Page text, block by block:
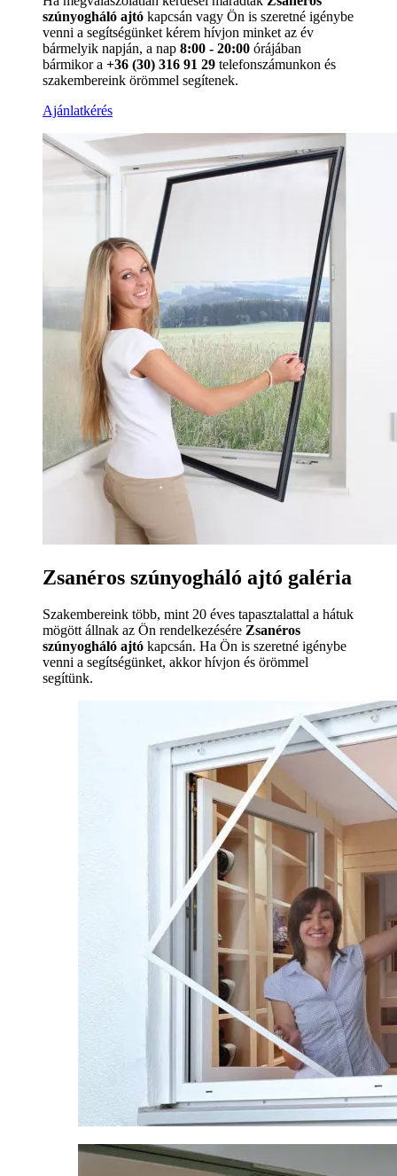
szúnyogháló ajtó kapcsán vagy Ön is szeretné igénybe
venni a segítségünket kérem hívjon minket az év
bármelyik napján, a nap 8:00 - 20:00 órájában
bármikor a +36 (30) 316 91 29 telefonszámunkon és
szakembereink örömmel segítenek.
Ajánlatkérés
Zsanéros szúnyogháló ajtó galéria
Szakembereink több, mint 20 éves tapasztalattal a hátuk
mögött állnak az Ön rendelkezésére Zsanéros
szúnyogháló ajtó kapcsán. Ha Ön is szeretné igénybe
venni a segítségünket, akkor hívjon és örömmel
segítünk.